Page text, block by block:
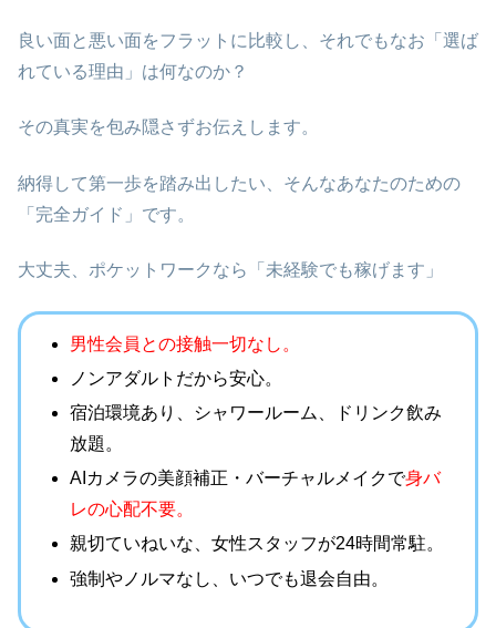
良い面と悪い面をフラットに比較し、それでもなお「選ば
れている理由」は何なのか？
その真実を包み隠さずお伝えします。
納得して第一歩を踏み出したい、そんなあなたのための
「完全ガイド」です。
大丈夫、ポケットワークなら「未経験でも稼げます」
男性会員との接触一切なし。
ノンアダルトだから安心。
宿泊環境あり、シャワールーム、ドリンク飲み
放題。
AIカメラの美顔補正・バーチャルメイクで身バ
レの心配不要。
親切ていねいな、女性スタッフが24時間常駐。
強制やノルマなし、 いつでも退会自由。